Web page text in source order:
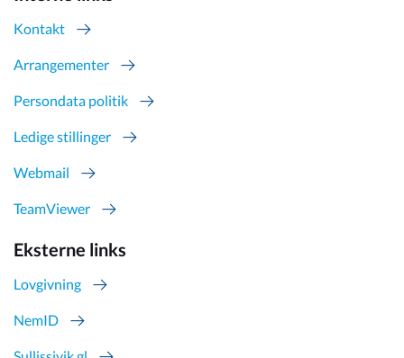
Kontakt
Arrangementer
Persondata politik
Ledige stillinger
Webmail
TeamViewer
Eksterne links
Lovgivning
NemID